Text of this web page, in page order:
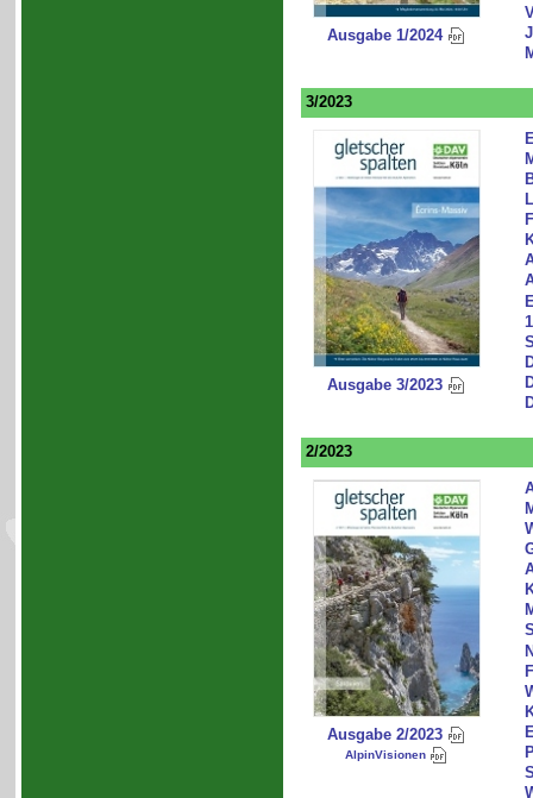
Ausgabe 1/2024
3/2023
Ausgabe 3/2023
2/2023
Ausgabe 2/2023
AlpinVisionen